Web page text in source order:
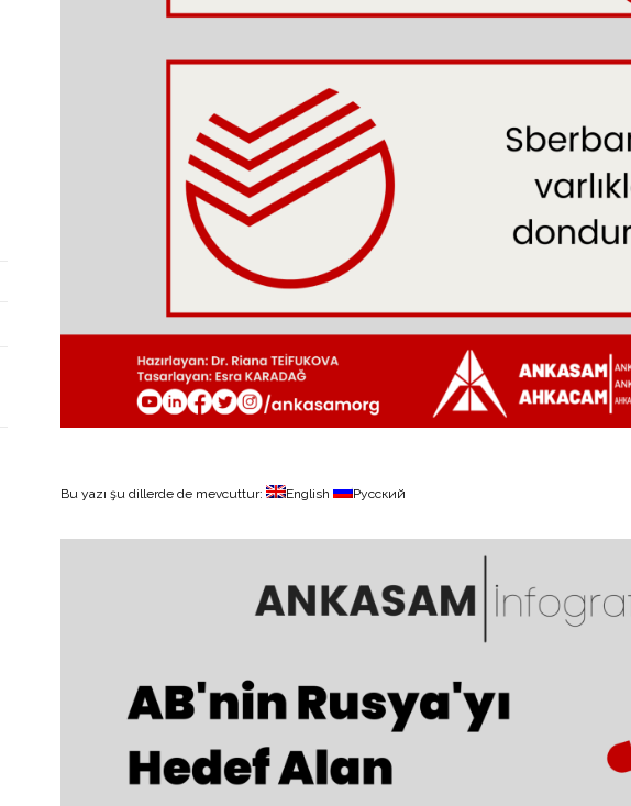
Bu yazı şu dillerde de mevcuttur: English Русский